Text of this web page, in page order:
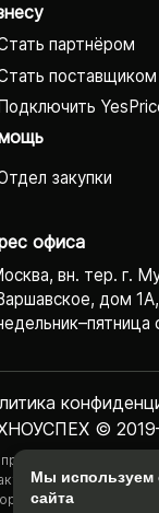
партнёром
поставщиком
закупки
офиса
вн. тер. г.
дом
©
на
наличия
характер
Мы используем
сайта